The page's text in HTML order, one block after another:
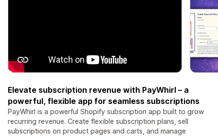
Elevate subscription revenue with PayWhirl – a
powerful, flexible app for seamless subscriptions
PayWhirl is a powerful Shopify subscription app built to grow
recurring revenue. Create flexible subscription plans, sell
subscriptions on product pages and carts, and manage